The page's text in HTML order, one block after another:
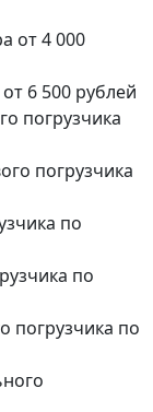
от 4 000
от 6 500 рублей
погрузчика
погрузчика
по
по
погрузчика по